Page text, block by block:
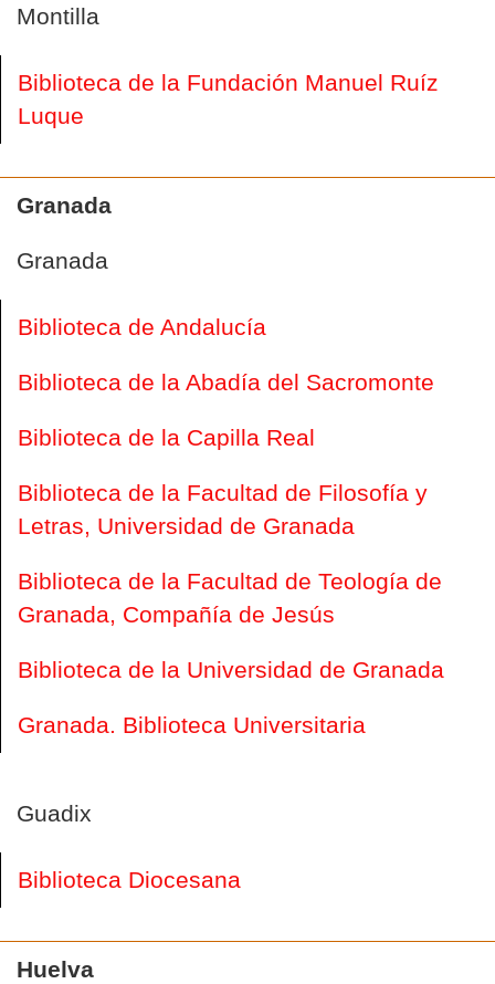
Montilla
Biblioteca de la Fundación Manuel Ruíz
Luque
Granada
Granada
Biblioteca de Andalucía
Biblioteca de la Abadía del Sacromonte
Biblioteca de la Capilla Real
Biblioteca de la Facultad de Filosofía y
Letras, Universidad de Granada
Biblioteca de la Facultad de Teología de
Granada, Compañía de Jesús
Biblioteca de la Universidad de Granada
Granada. Biblioteca Universitaria
Guadix
Biblioteca Diocesana
Huelva